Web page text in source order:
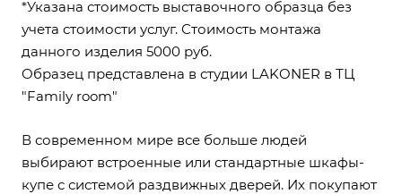
*Указана стоимость выставочного образца без
учета стоимости услуг. Стоимость монтажа
данного изделия 5000 руб.
Образец представлена в студии LAKONER в ТЦ
"Family room"
В современном мире все больше людей
выбирают встроенные или стандартные шкафы-
купе с системой раздвижных дверей. Их покупают